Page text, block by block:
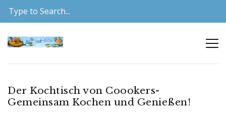
Der Kochtisch von Coookers-
Gemeinsam Kochen und Genießen!